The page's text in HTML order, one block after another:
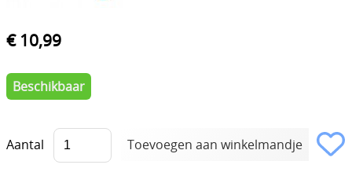
€ 10,99
Beschikbaar
Aantal